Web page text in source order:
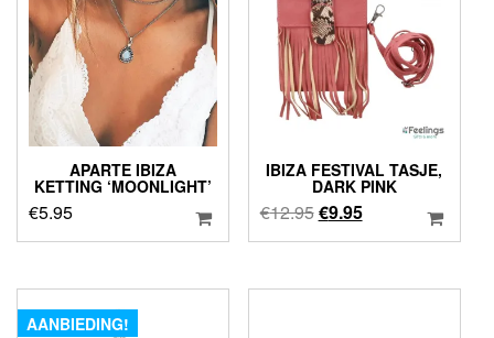
APARTE IBIZA
KETTING ‘MOONLIGHT’
€5.95
IBIZA FESTIVAL TASJE,
DARK PINK
€12.95Oorspronkelijke
prijs
€12.95.
€9.95Huidige
prijs
€9.95.
AANBIEDING!